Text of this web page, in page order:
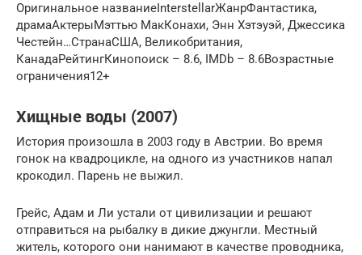
Оригинальное названиеInterstellarЖанрФантастика,
драмаАктерыМэттью МакКонахи, Энн Хэтэуэй, Джессика
Честейн…СтранаСША, Великобритания,
КанадаРейтингКинопоиск – 8.6, IMDb – 8.6Возрастные
ограничения12+
Хищные воды (2007)
История произошла в 2003 году в Австрии. Во время
гонок на квадроцикле, на одного из участников напал
крокодил. Парень не выжил.
Грейс, Адам и Ли устали от цивилизации и решают
отправиться на рыбалку в дикие джунгли. Местный
житель, которого они нанимают в качестве проводника,